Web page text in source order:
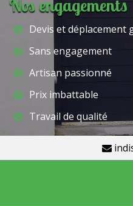
Nos engagements
Devis et déplacement
Sans engagement
Artisan passionné
Prix imbattable
Travail de qualité